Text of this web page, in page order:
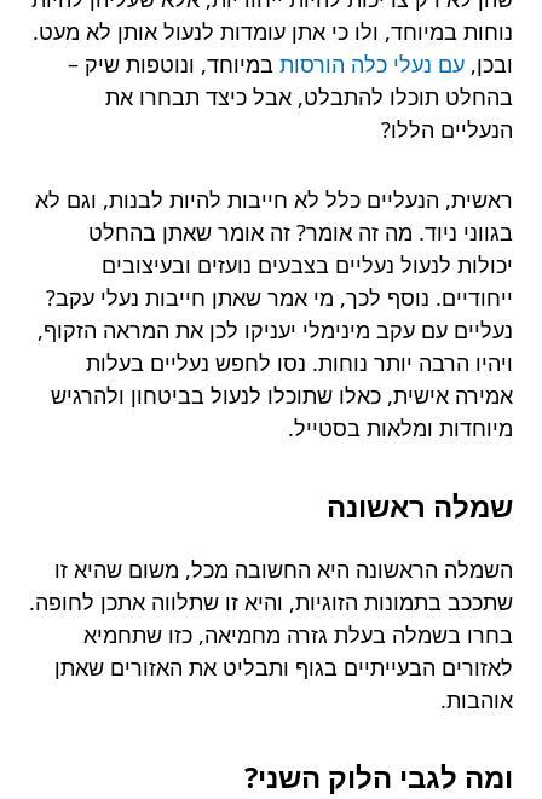
נוחות במיוחד, ולו כי אתן עומדות לנעול אותן לא מעט.
ובכן, עם נעלי כלה הורסות במיוחד, ונוטפות שיק –
בהחלט תוכלו להתבלט, אבל כיצד תבחרו את
הנעליים הללו?
ראשית, הנעליים כלל לא חייבות להיות לבנות, וגם לא
בגווני ניוד. מה זה אומר? זה אומר שאתן בהחלט
יכולות לנעול נעליים בצבעים נועזים ובעיצובים
ייחודיים. נוסף לכך, מי אמר שאתן חייבות נעלי עקב?
נעליים עם עקב מינימלי יעניקו לכן את המראה הזקוף,
ויהיו הרבה יותר נוחות. נסו לחפש נעליים בעלות
אמירה אישית, כאלו שתוכלו לנעול בביטחון ולהרגיש
מיוחדות ומלאות בסטייל.
שמלה ראשונה
השמלה הראשונה היא החשובה מכל, משום שהיא זו
שתככב בתמונות הזוגיות, והיא זו שתלווה אתכן לחופה.
בחרו בשמלה בעלת גזרה מחמיאה, כזו שתחמיא
לאזורים הבעייתיים בגוף ותבליט את האזורים שאתן
אוהבות.
ומה לגבי הלוק השני?